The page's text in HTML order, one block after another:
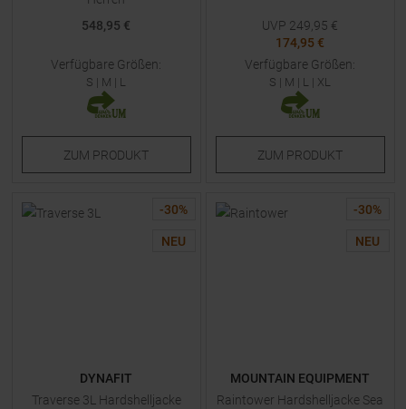
548,95 €
Verfügbare Größen:
S | M | L
ZUM PRODUKT
UVP 249,95 €
174,95 €
Verfügbare Größen:
S | M | L | XL
ZUM PRODUKT
-30%
NEU
DYNAFIT
Traverse 3L Hardshelljacke
-30%
NEU
MOUNTAIN EQUIPMENT
Raintower Hardshelljacke Sea